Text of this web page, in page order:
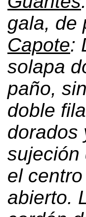
gala, de
Capote:
solapa
paño,
doble
dorados
sujeción
el
abierto.